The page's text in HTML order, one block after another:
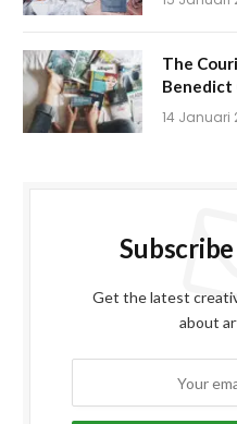
The
Benedict
14 Januari
Get the latest
about